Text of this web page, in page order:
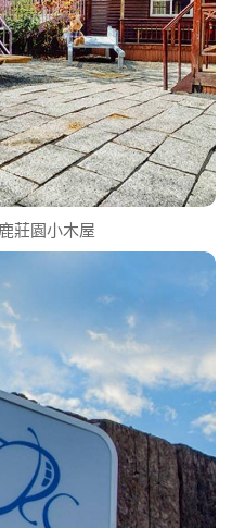
莊園小木屋